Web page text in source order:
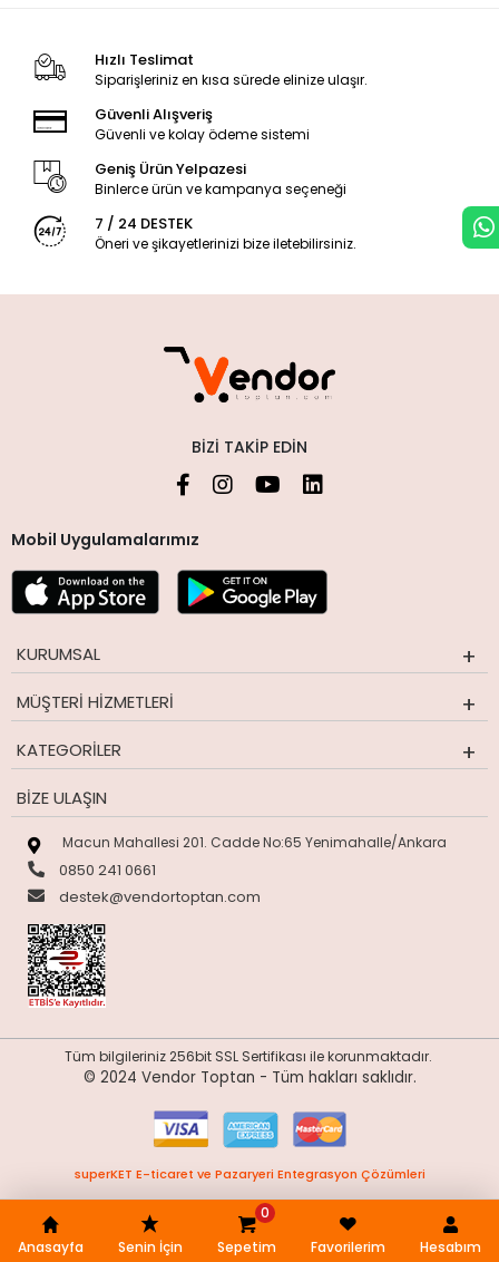
Hızlı Teslimat
Siparişleriniz en kısa sürede elinize ulaşır.
Güvenli Alışveriş
Güvenli ve kolay ödeme sistemi
Geniş Ürün Yelpazesi
Binlerce ürün ve kampanya seçeneği
7 / 24 DESTEK
Öneri ve şikayetlerinizi bize iletebilirsiniz.
BIZI TAKIP EDIN
Mobil Uygulamalarımız
KURUMSAL
MÜŞTERI HIZMETLERI
KATEGORILER
BIZE ULAŞIN
Macun Mahallesi 201. Cadde No:65 Yenimahalle/Ankara
0850 241 0661
destek@vendortoptan.com
Tüm bilgileriniz 256bit SSL Sertifikası ile korunmaktadır.
© 2024 Vendor Toptan - Tüm hakları saklıdır.
Anasayfa Senin İçin Sepetim
0
Favorilerim
Hesabım
superKET E-ticaret ve Pazaryeri Entegrasyon Çözümleri